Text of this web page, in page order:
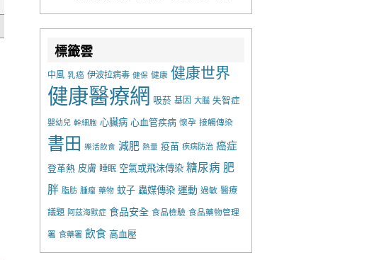
標籤雲
中風 乳癌 伊波拉病毒 健保 健康 健康世界
健康醫療網 吸菸 基因 大腦 失智症
嬰幼兒 幹細胞 心臟病 心血管疾病 懷孕 接觸傳染
書田 樂活飲食 減肥 熱量 疫苗 疾病防治 癌症
登革熱 皮膚 睡眠 空氣或飛沫傳染 糖尿病 肥
胖 脂肪 腫瘤 藥物 蚊子 蟲媒傳染 運動 過敏 醫療
議題 阿茲海默症 食品安全 食品檢驗 食品藥物管理
署 食藥署 飲食 高血壓